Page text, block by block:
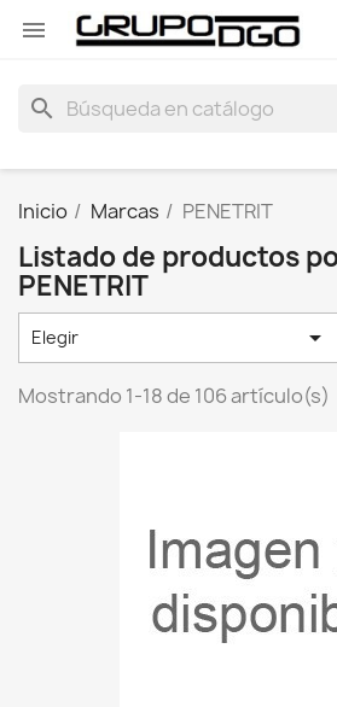

search
Inicio Marcas PENETRIT
Listado de productos
PENETRIT
Elegir 
Mostrando 1-18 de 106 artículo(s)